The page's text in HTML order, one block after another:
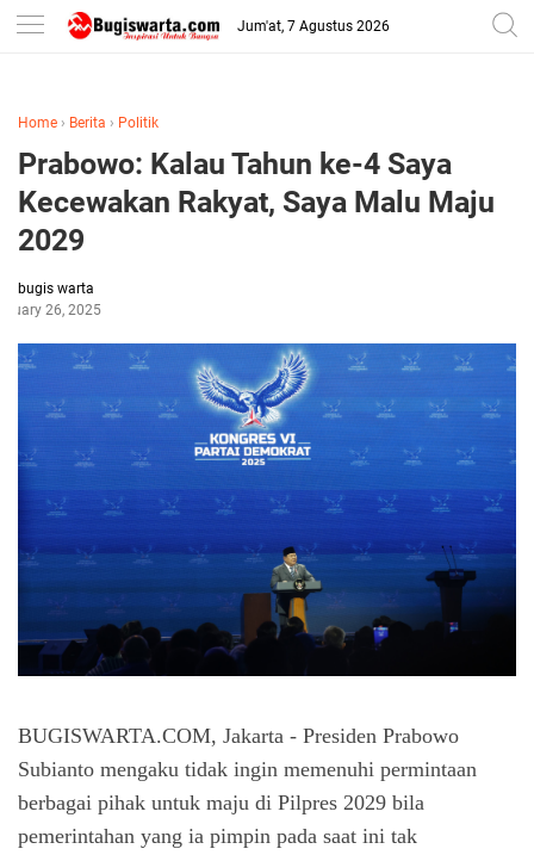
-->
Jum'at, 7 Agustus 2026
Home › Berita › Politik
Prabowo: Kalau Tahun ke-4 Saya
Kecewakan Rakyat, Saya Malu Maju
2029
bugis warta
26, 2025
BUGISWARTA.COM, Jakarta - Presiden Prabowo
Subianto mengaku tidak ingin memenuhi permintaan
berbagai pihak untuk maju di Pilpres 2029 bila
pemerintahan yang ia pimpin pada saat ini tak